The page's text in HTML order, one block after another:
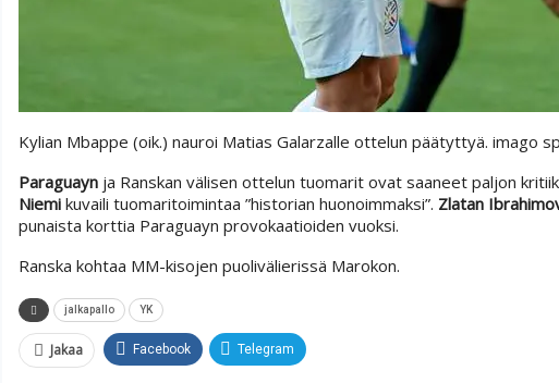
Kylian Mbappe (oik.) nauroi Matias Galarzalle ottelun päätyttyä. imago
Paraguayn ja Ranskan välisen ottelun tuomarit ovat saaneet paljon
Niemi kuvaili tuomaritoimintaa ”historian huonoimmaksi”. Zlatan
punaista korttia Paraguayn provokaatioiden vuoksi.
Ranska kohtaa MM-kisojen puolivälierissä Marokon.
jalkapallo YK
Jakaa Facebook Telegram